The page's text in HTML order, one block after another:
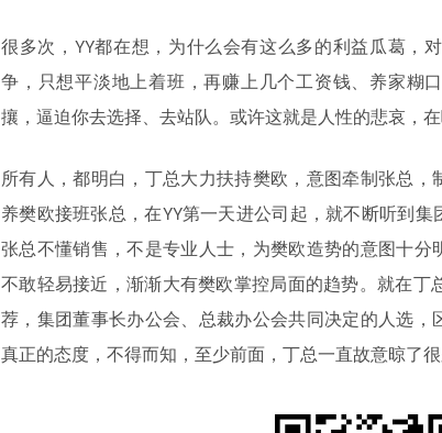
很多次，YY都在想，为什么会有这么多的利益瓜葛，
争，只想平淡地上着班，再赚上几个工资钱、养家糊
攘，逼迫你去选择、去站队。或许这就是人性的悲哀，
所有人，都明白，丁总大力扶持樊欧，意图牵制张总
养樊欧接班张总，在YY第一天进公司起，就不断听到
张总不懂销售，不是专业人士，为樊欧造势的意图十
不敢轻易接近，渐渐大有樊欧掌控局面的趋势。就在丁
荐，集团董事长办公会、总裁办公会共同决定的人选
真正的态度，不得而知，至少前面，丁总一直故意晾了